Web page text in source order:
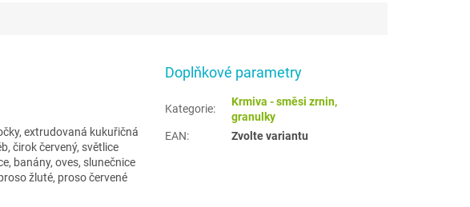
extrudovaná kukuřičná
čirok červený, světlice
banány, oves, slunečnice
žluté, proso červené
Doplňkové parametry
Kategorie:
Krmiva - směsi zrnin,
granulky
EAN: Zvolte variantu